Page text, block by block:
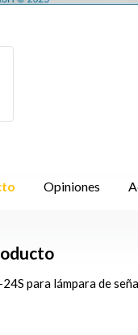
Opiniones
para lámpara de